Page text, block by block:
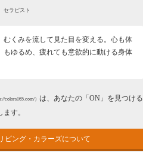
セラピスト
むくみを流して見た目を変える。心も体
もゆるめ、疲れても意欲的に動ける身体
colors165.com/） は、あなたの「ON」を見つける
す。
ビング・カラーズについて